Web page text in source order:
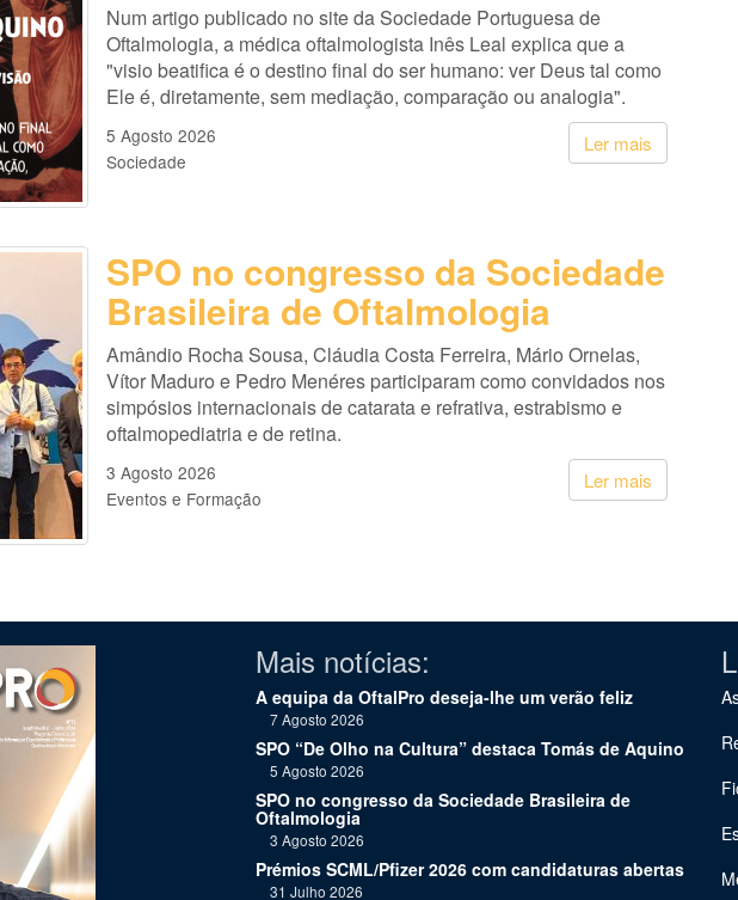
Num artigo publicado no site da Sociedade Portuguesa de
Oftalmologia, a médica oftalmologista Inês Leal explica que a
"visio beatifica é o destino final do ser humano: ver Deus tal como
Ele é, diretamente, sem mediação, comparação ou analogia".
Ler mais
5 Agosto 2026
Sociedade
SPO no congresso da Sociedade
Brasileira de Oftalmologia
Amândio Rocha Sousa, Cláudia Costa Ferreira, Mário Ornelas,
Vítor Maduro e Pedro Menéres participaram como convidados nos
simpósios internacionais de catarata e refrativa, estrabismo e
oftalmopediatria e de retina.
Ler mais
3 Agosto 2026
Eventos e Formação
Mais notícias:
A equipa da OftalPro deseja-lhe um verão feliz
7 Agosto 2026
SPO “De Olho na Cultura” destaca Tomás de Aquino
5 Agosto 2026
SPO no congresso da Sociedade Brasileira de
Oftalmologia
3 Agosto 2026
Prémios SCML/Pfizer 2026 com candidaturas abertas
31 Julho 2026